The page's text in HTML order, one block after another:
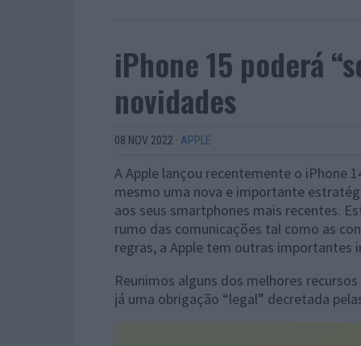
iPhone 15 poderá
novidades
08 NOV 2022 · APPLE
A Apple lançou recentemente o iPhone
mesmo uma nova e importante
aos seus smartphones mais recentes.
rumo das comunicações tal como as
regras, a Apple tem outras importantes
Reunimos alguns dos melhores
já uma obrigação “legal” decretada